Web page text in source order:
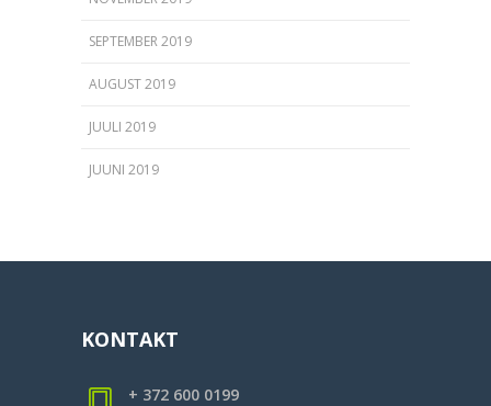
SEPTEMBER 2019
AUGUST 2019
JUULI 2019
JUUNI 2019
KONTAKT
+ 372 600 0199